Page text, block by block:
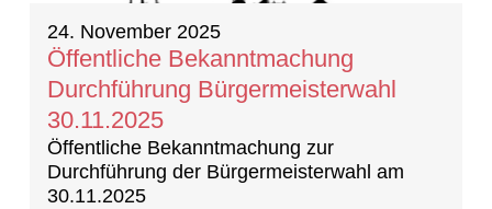
24. November 2025
Öffentliche Bekanntmachung
Durchführung Bürgermeisterwahl
30.11.2025
Öffentliche Bekanntmachung zur
Durchführung der Bürgermeisterwahl am
30.11.2025